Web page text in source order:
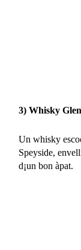
3) Whisky
Un whisky
Speyside,
d¡un bon àpat.